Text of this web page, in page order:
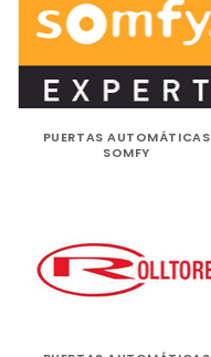
PUERTAS AUTOMÁTICAS
SOMFY